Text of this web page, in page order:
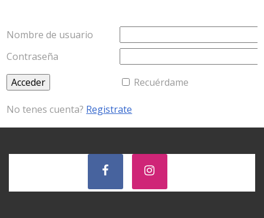
Nombre de usuario
Contraseña
Recuérdame
No tenes cuenta? Registrate